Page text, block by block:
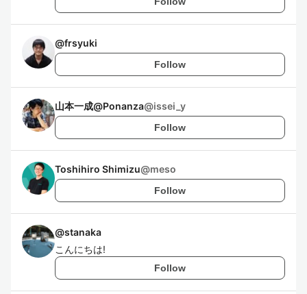
@frsyuki
Follow
山本一成@Ponanza@issei_y
Follow
Toshihiro Shimizu@meso
Follow
@stanaka
こんにちは!
Follow